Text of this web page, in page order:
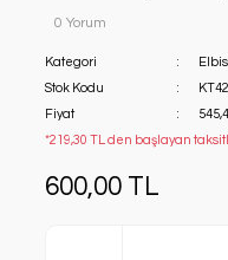
0 Yorum
Kategori
Stok Kodu
Fiyat
*219,30 TL den başlayan
600,00 TL